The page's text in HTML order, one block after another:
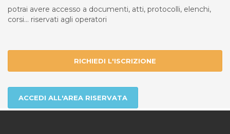
potrai avere accesso a documenti, atti, protocolli, elenchi,
corsi... riservati agli operatori
RICHIEDI L'ISCRIZIONE
ACCEDI ALL'AREA RISERVATA